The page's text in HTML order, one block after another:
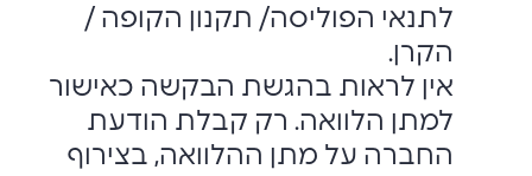
לתנאי הפוליסה/ תקנון הקופה /
הקרן.
אין לראות בהגשת הבקשה כאישור
למתן הלוואה. רק קבלת הודעת
החברה על מתן ההלוואה, בצירוף